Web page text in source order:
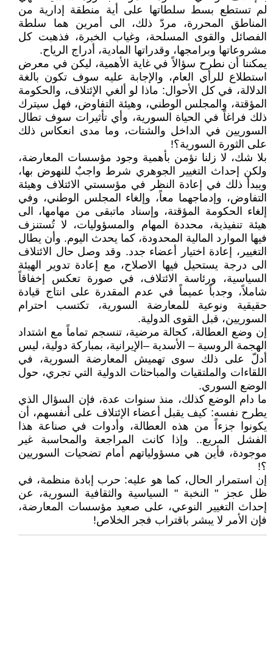
لم تستطع بسط سلطاتها على أية منطقة إدارية من
المناطق المحررة، مردّ ذلك، الى أمرين هما سلطة
الفصائل والقوى المسلحة، وغياب الخبرة، فذهبت كل
مشروعاتها وبرامجها، وقدراتها المادية، أدراج الرياح.
يمكننا أن نطرح سؤالاً في غاية الأهمية، ليكن في معرض
استطلاع للرأي العام، والإجابة عليه سوف تكون بالغة
الدلالة، في كل الأحوال: ماذا لو ألغي الإئتلاف، والحكومة
المؤقتة، والمجلس الوطني، وهيئة التفاوض، فهل سيترك
ذلك فراغاً في الحياة السورية، وأي تأثيرات سوف تطال
السوريين في الداخل والشتات، وما مدى انعكاس ذلك
على الثورة السورية؟!
بلا شك، لا زلنا نؤمن بأهمية وجود مؤسسات المعارضة،
ولكن إحداث التغيير الجوهري شرط واجبٌ للنهوض بها،
ويبدأ ذلك في إعادة النظر في مؤسستي الائتلاف وهيئة
التفاوض، وإدماجهما معاً، وإلغاء المجلس الوطني، وفي
إلغاء الحكومة المؤقتة، وإسناد ماتبقى من مهامها، الى
هيئة تنفيذية، محددة المهام والمسؤوليات، لا تُستنزف
فيها الموارد المالية المحدودة، كما يحدث اليوم. وأن يطال
التغيير، إعادة اختيار أعضاء جدد. وقد وصل حال الائتلاف
الى درجة يستحيل فيها الاصلاح، مع إعادة تدوير الهيئة
السياسية، ورئاسة الائتلاف، في صورة تعكس إخفاقاً
شاملاً، وجدباً عميماً في عدم المقدرة على انتاج قيادة
حقيقية ونوعية للمعارضة السورية، تكتسب احترام
السوريين، قبل القوى الدولية.
إن وضع العطالة، كحالة مرضية، تنسجم تماماً مع اشتداد
الهجمة الروسية – الأسدية –الإيرانية، بمباركة دولية، ليس
أدلّ على ذلك سوى تهميش المعارضة السورية، في
اللقاءات والملتقيات والمباحثات الدولية التي تجري، حول
الوضع السوري.
ما دام الوضع كذلك، منذ سنوات عدة، فإن السؤال الذي
يطرح نفسه: كيف يقبل أعضاء الإئتلاف على أنفسهم، أن
يكونوا جزءاً من هذه العطالة، وأدوات في صناعة هذا
الفشل المريع.. وإذا كانت المراجعة والمحاسبة غير
موجودة، فأين هي مسؤولياتهم أمام تضحيات السوريين
؟!
إن استمرار الحال، كما هو عليه: حرب إبادة منظمة، في
ظل عجز " النخبة " السياسية والثقافية السورية، عن
إحداث التغيير النوعي، على صعيد مؤسسات المعارضة،
فإن الأمر لا يبشر باقتراب فجر الخلاص!